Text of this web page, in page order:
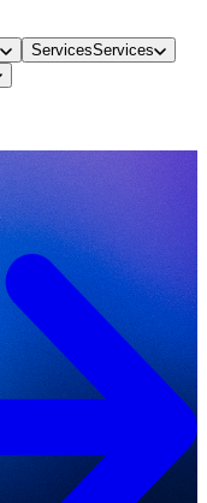
ServicesServices